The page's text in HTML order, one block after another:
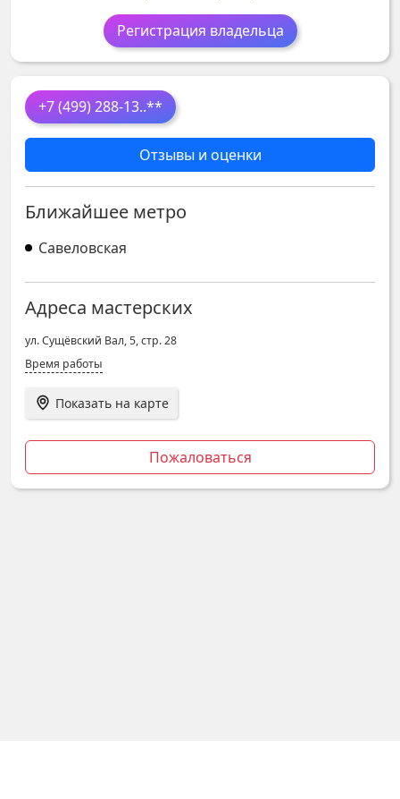
+7 (499) 288-13..**
Отзывы и оценки
Ближайшее метро
Савеловская
Адреса мастерских
ул. Сущёвский Вал, 5, стр. 28
Время работы
Показать на карте
Пожаловаться
Регистрация владельца